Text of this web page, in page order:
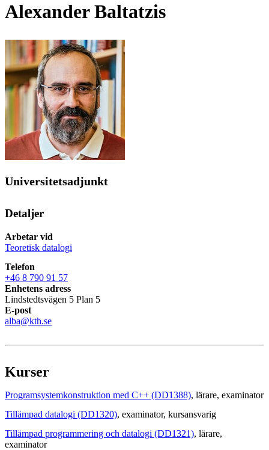
Alexander Baltatzis
Universitetsadjunkt
Detaljer
Arbetar vid
Teoretisk datalogi
Telefon
+46 8 790 91 57
Enhetens adress
Lindstedtsvägen 5 Plan 5
E-post
alba@kth.se
Kurser
Programsystemkonstruktion med C++ (DD1388), lärare, examinator
Tillämpad datalogi (DD1320), examinator, kursansvarig
Tillämpad programmering och datalogi (DD1321), lärare,
examinator